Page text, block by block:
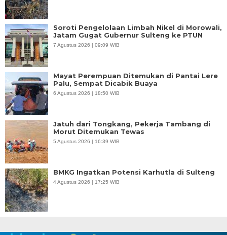
Soroti Pengelolaan Limbah Nikel di Morowali,
Jatam Gugat Gubernur Sulteng ke PTUN
7 Agustus 2026 | 09:09 WIB
Mayat Perempuan Ditemukan di Pantai Lere
Palu, Sempat Dicabik Buaya
6 Agustus 2026 | 18:50 WIB
Jatuh dari Tongkang, Pekerja Tambang di
Morut Ditemukan Tewas
5 Agustus 2026 | 16:39 WIB
BMKG Ingatkan Potensi Karhutla di Sulteng
4 Agustus 2026 | 17:25 WIB